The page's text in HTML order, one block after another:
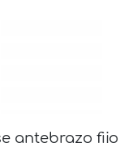
antebrazo fijo